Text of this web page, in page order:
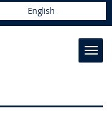
English